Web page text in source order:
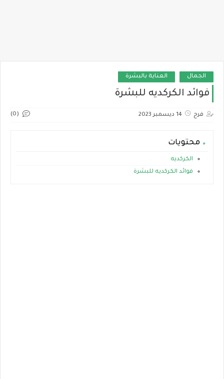
الجمال العناية بالبشرة
فوائد الكركديه للبشرة
فرح 14 ديسمبر 2023 (0)
محتويات
الكركديه
فوائد الكركديه للبشرة